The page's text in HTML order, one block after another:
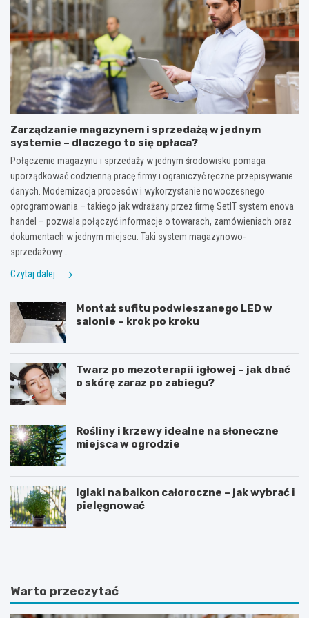
Zarządzanie magazynem i sprzedażą w jednym
systemie – dlaczego to się opłaca?
Połączenie magazynu i sprzedaży w jednym środowisku pomaga
uporządkować codzienną pracę firmy i ograniczyć ręczne przepisywanie
danych. Modernizacja procesów i wykorzystanie nowoczesnego
oprogramowania – takiego jak wdrażany przez firmę SetIT system enova
handel – pozwala połączyć informacje o towarach, zamówieniach oraz
dokumentach w jednym miejscu. Taki system magazynowo-
sprzedażowy…
Czytaj dalej
Montaż sufitu podwieszanego LED w
salonie – krok po kroku
Twarz po mezoterapii igłowej – jak dbać
o skórę zaraz po zabiegu?
Rośliny i krzewy idealne na słoneczne
miejsca w ogrodzie
Iglaki na balkon całoroczne – jak wybrać i
pielęgnować
R
n
y
C
e
t
Warto przeczytać